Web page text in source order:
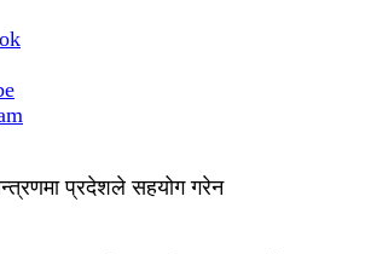
प्रदेशले सहयोग गरेन